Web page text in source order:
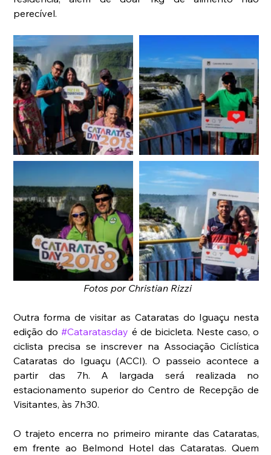
perecível.
Fotos por Christian Rizzi
Outra forma de visitar as Cataratas do Iguaçu nesta
edição do #Cataratasday é de bicicleta. Neste caso, o
ciclista precisa se inscrever na Associação Ciclística
Cataratas do Iguaçu (ACCI). O passeio acontece a
partir das 7h. A largada será realizada no
estacionamento superior do Centro de Recepção de
Visitantes, às 7h30.
O trajeto encerra no primeiro mirante das Cataratas,
em frente ao Belmond Hotel das Cataratas. Quem